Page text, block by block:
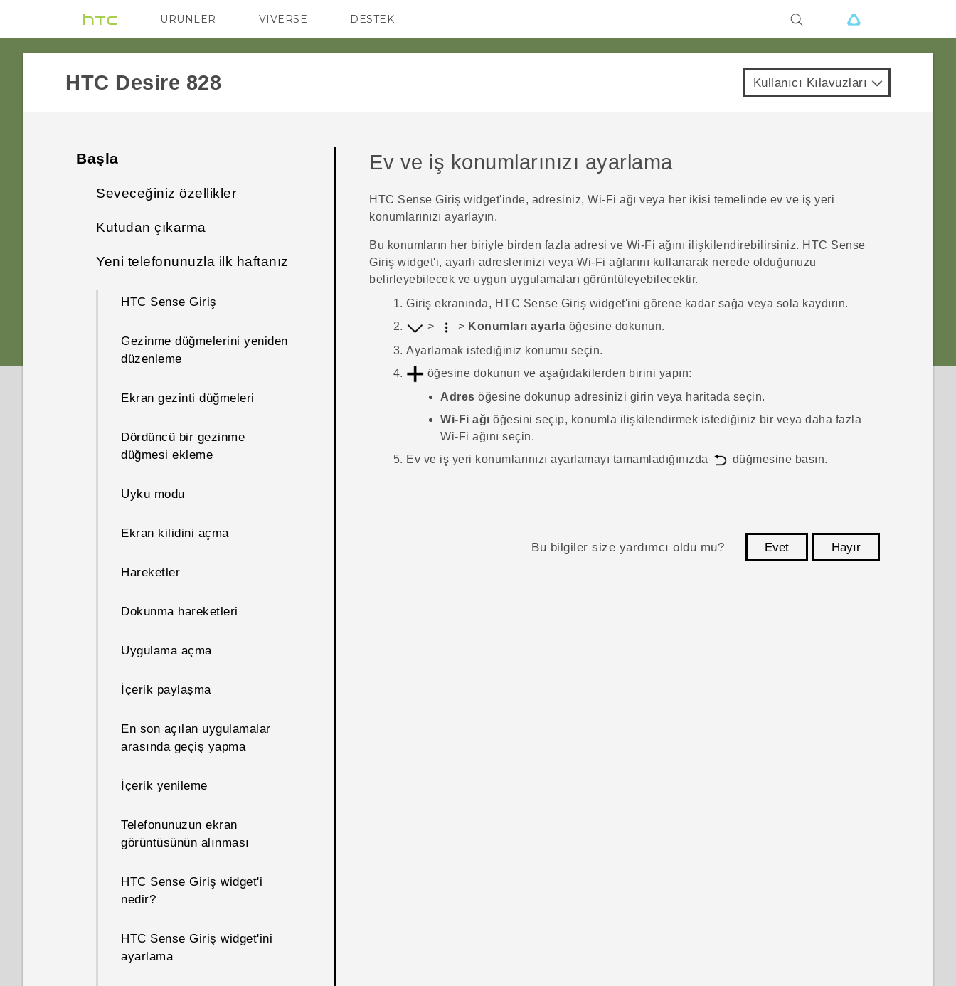
ÜRÜNLER
VIVE G REIGNS AKILLI TELEFONLAR
VIVERSE DESTEK
HTC Desire 828‎ Kullanıcı Kılavuzları
Başla
Seveceğiniz özellikler
Kişiselleştirme
HTC uygulama güncellemeleri
Kutudan çıkarma
HTC Desire 828
nano SIM kart
Bellek kartı
Yeni telefonunuzla ilk haftanız
HTC Sense Giriş
Gezinme düğmelerini yeniden
düzenleme
Ekran gezinti düğmeleri
Dördüncü bir gezinme
düğmesi ekleme
Uyku modu
Ekran kilidini açma
Hareketler
Dokunma hareketleri
Uygulama açma
İçerik paylaşma
En son açılan uygulamalar
arasında geçiş yapma
İçerik yenileme
Telefonunuzun ekran
görüntüsünün alınması
HTC Sense Giriş widget'i
nedir?
HTC Sense Giriş widget'ini
ayarlama
Ev ve iş konumlarınızı ayarlama
HTC Sense Giriş widget'inde, adresiniz, Wi-Fi ağı veya her ikisi temelinde ev ve iş yeri
konumlarınızı ayarlayın.
Bu konumların her biriyle birden fazla adresi ve Wi‍-Fi ağını ilişkilendirebilirsiniz. HTC Sense
Giriş widget'i, ayarlı adreslerinizi veyaWi‍-Fi ağlarını kullanarak nerede olduğunuzu
belirleyebilecek ve uygun uygulamaları görüntüleyebilecektir.
Giriş ekranında, HTC Sense Giriş widget'ini görene kadar sağa veya sola kaydırın.
>
> Konumları ayarla öğesine dokunun.
Ayarlamak istediğiniz konumu seçin.
öğesine dokunun ve aşağıdakilerden birini yapın:
Adres öğesine dokunup adresinizi girin veya haritada seçin.
Wi-Fi ağı öğesini seçip, konumla ilişkilendirmek istediğiniz bir veya daha fazla
Wi‍-Fi ağını seçin.
Ev ve iş yeri konumlarınızı ayarlamayı tamamladığınızda
düğmesine basın.
Bu bilgiler size yardımcı oldu mu? Evet
Hayır